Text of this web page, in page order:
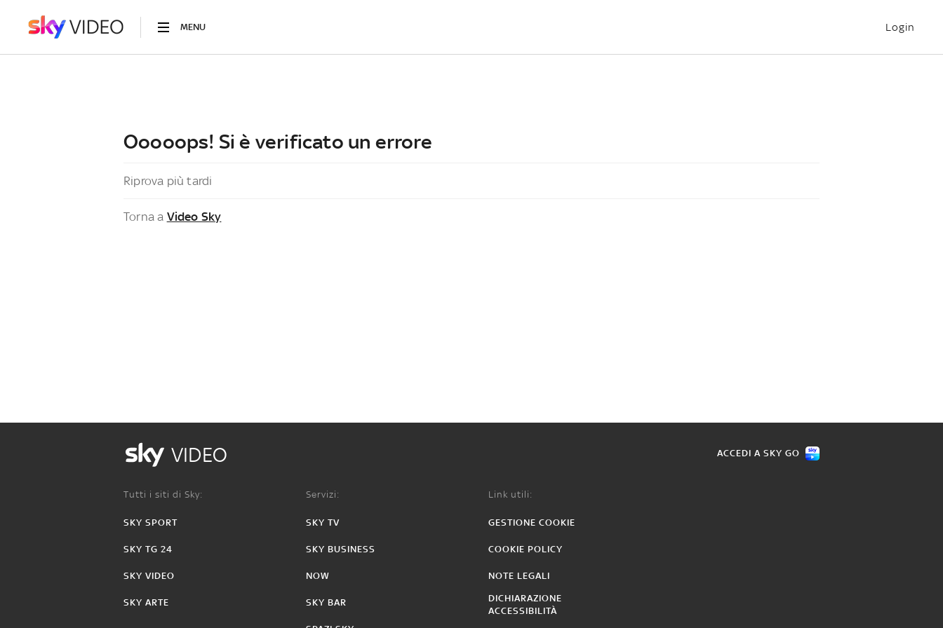
MENU Login
Ooooops! Si è verificato un errore
Riprova più tardi
Torna a Video Sky
VIDEO ACCEDI A SKY GO
Tutti i siti di Sky:
SKY SPORT
SKY TG 24
SKY VIDEO
SKY ARTE
Servizi:
SKY TV
SKY BUSINESS
NOW
SKY BAR
Link utili:
GESTIONE COOKIE
COOKIE POLICY
NOTE LEGALI
DICHIARAZIONE
ACCESSIBILITÀ